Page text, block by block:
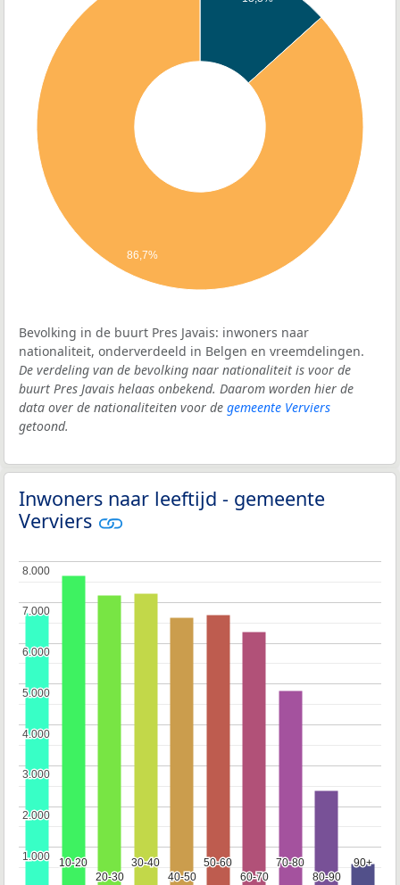
86,7%
Bevolking in de buurt Pres Javais: inwoners naar
nationaliteit, onderverdeeld in Belgen en vreemdelingen.
De verdeling van de bevolking naar nationaliteit is voor de
buurt Pres Javais helaas onbekend. Daarom worden hier de
data over de nationaliteiten voor de gemeente Verviers
getoond.
Inwoners naar leeftijd - gemeente
Verviers
10-20
10-20
20-30
20-30
30-40
30-40
40-50
40-50
50-60
50-60
60-70
60-70
70-80
70-80
80-90
80-90
90+
90+
1.000
1.000
2.000
2.000
3.000
3.000
4.000
4.000
5.000
5.000
6.000
6.000
7.000
7.000
8.000
8.000